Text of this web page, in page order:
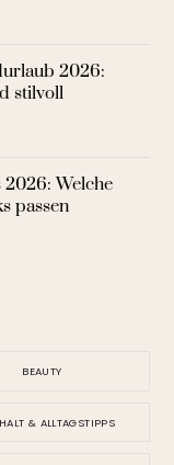
2026:
stilvoll
2026: Welche
passen
BEAUTY
& ALLTAGSTIPPS